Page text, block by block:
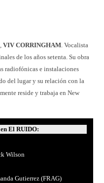
VIV CORRINGHAM. Vocalista
de los años setenta. Su obra
radiofónicas e instalaciones
del lugar y su relación con la
reside y trabaja en New
El RUIDO:
Wilson
Gutierrez (FRAG)